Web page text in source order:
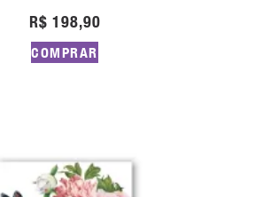
R$ 198,90
COMPRAR